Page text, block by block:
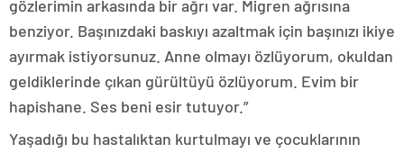
gözlerimin arkasında bir ağrı var. Migren ağrısına
benziyor. Başınızdaki baskıyı azaltmak için başınızı ikiye
ayırmak istiyorsunuz. Anne olmayı özlüyorum, okuldan
geldiklerinde çıkan gürültüyü özlüyorum. Evim bir
hapishane. Ses beni esir tutuyor.”
Yaşadığı bu hastalıktan kurtulmayı ve çocuklarının